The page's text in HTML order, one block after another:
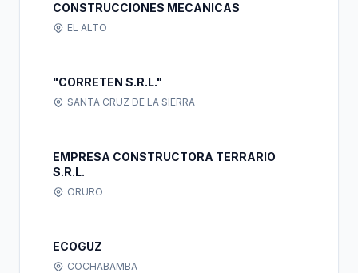
CONSTRUCCIONES MECANICAS
EL ALTO
"CORRETEN S.R.L."
SANTA CRUZ DE LA SIERRA
EMPRESA CONSTRUCTORA TERRARIO
S.R.L.
ORURO
ECOGUZ
COCHABAMBA